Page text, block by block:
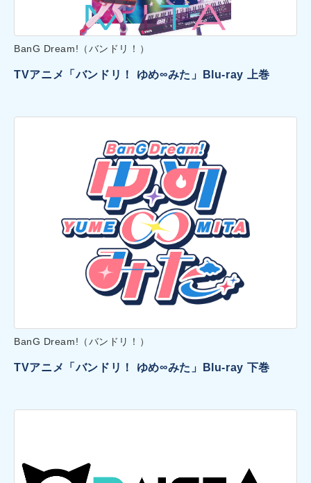
BanG Dream!（バンドリ！）
TVアニメ「バンドリ！ ゆめ∞みた」Blu-ray 上巻
BanG Dream!（バンドリ！）
TVアニメ「バンドリ！ ゆめ∞みた」Blu-ray 下巻